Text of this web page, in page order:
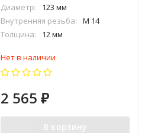
Диаметр:
123 мм
Внутренняя резьба:
M 14
Толщина:
12 мм
Нет в наличии
2 565₽
В корзину